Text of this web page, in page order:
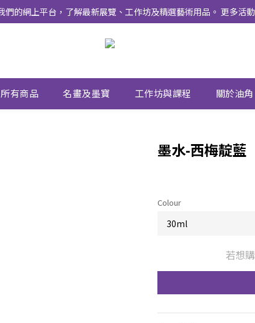
的網上平台，了解最新展覽、工作坊及精選藝術用品。 更多活
所有商品 名畫及墨寶 工作坊與課程 關於油角
墨水-西梅靛藍
Colour
若想